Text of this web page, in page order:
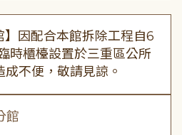
】因配合本館拆除工程自6
時櫃檯設置於三重區公所
不便，敬請見諒。
館